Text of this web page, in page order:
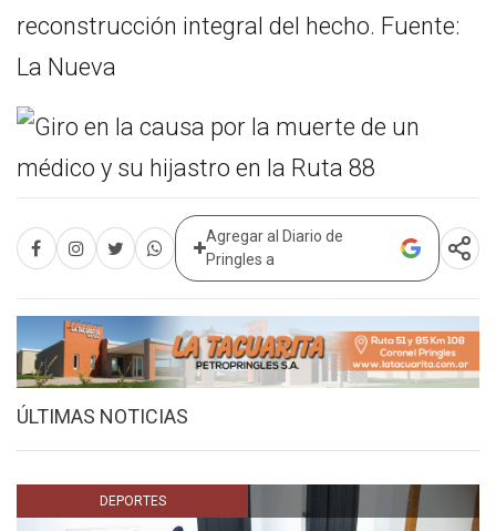
reconstrucción integral del hecho. Fuente:
La Nueva
Agregar al Diario de
Pringles a
ÚLTIMAS NOTICIAS
DEPORTES